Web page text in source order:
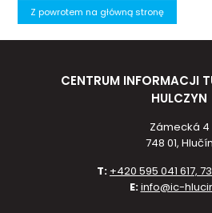
Z powrotem na główną stronę
CENTRUM INFORMACJI
HULCZYN
Zámecká 4
748 01, Hlučín
T: +420 595 041 617,
E:info@ic-